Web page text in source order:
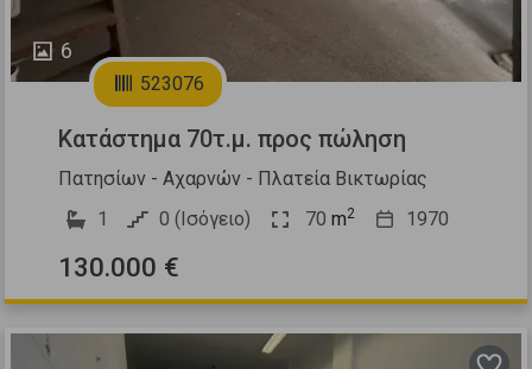
6
523076
Κατάστημα 70τ.μ. προς πώληση
Πατησίων - Αχαρνών - Πλατεία Βικτωρίας
1
0 (Ισόγειο) 70 m2 1970
130.000 €